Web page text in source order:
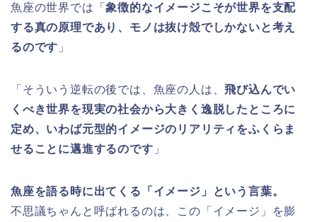
魚座の世界では「象徴的なイメージこそが世界を支配
する真の原理であり、モノは抜け殻でしかないと考え
るのです 」
「そういう逆転の後では、魚座の人は、飛び込んでい
くべき世界を現実の社会から大きく逸脱したところに
定め、いわば元型的イメージのリアリティをふくらま
せることに邁進するのです 」
魚座を語る時に出てくる「イメージ」という言葉。
不思議ちゃんと呼ばれるのは、この「イメージ」を膨